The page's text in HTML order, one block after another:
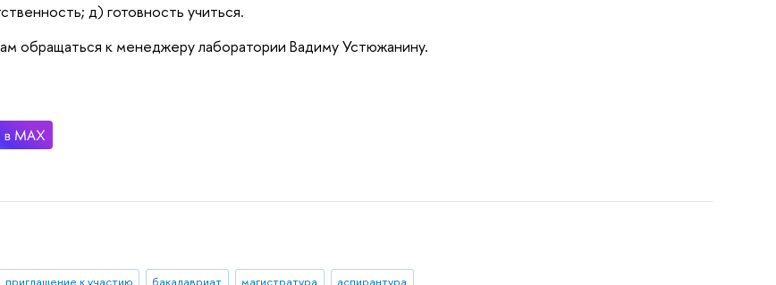
д) готовность учиться.
обращаться к менеджеру лаборатории Вадиму Устюжанину.
приглашение к участию бакалавриат магистратура аспирантура